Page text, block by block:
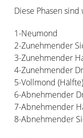
Diese Phasen
1-Neumond
2-Zunehmender
3-Zunehmender
4-Zunehmender
5-Vollmond (Hälfte)
6-Abnehmender
7-Abnehmender
8-Abnehmender